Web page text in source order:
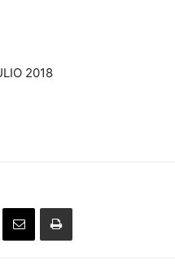
2018